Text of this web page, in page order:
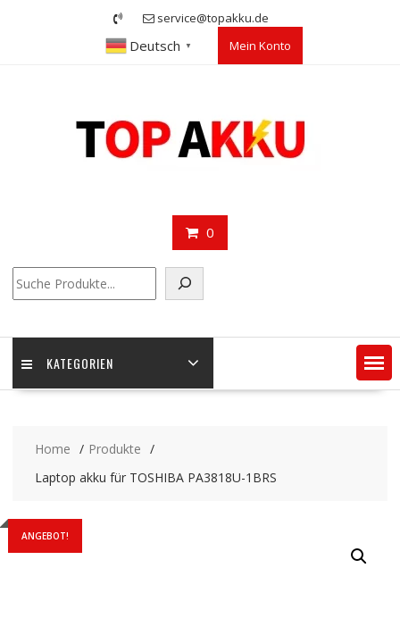
service@topakku.de
Deutsch ▼ Mein Konto
0
KATEGORIEN
Home
Produkte
Laptop akku für TOSHIBA PA3818U-1BRS
ANGEBOT!